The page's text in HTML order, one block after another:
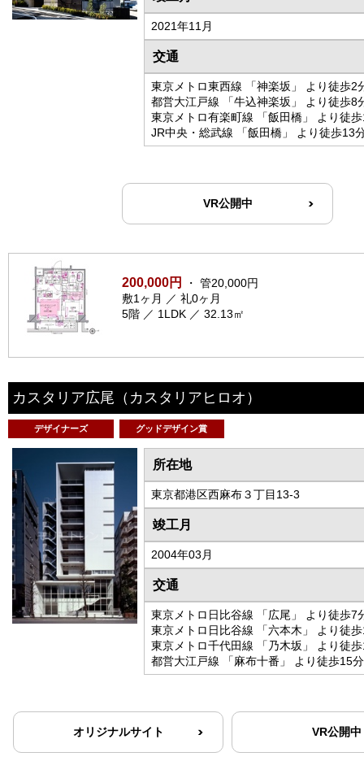
2021年11月
交通
東京メトロ東西線 「神楽坂」 より徒歩2
都営大江戸線 「牛込神楽坂」 より徒歩8
東京メトロ有楽町線 「飯田橋」 より徒
JR中央・総武線 「飯田橋」 より徒歩13
VR公開中
200,000円
・ 管20,000円
敷1ヶ月 ／ 礼0ヶ月
5階 ／ 1LDK ／ 32.13㎡
カスタリア広尾 （カスタリアヒロオ）
デザイナーズ グッドデザイン賞
所在地
東京都港区西麻布３丁目13-3
竣工月
2004年03月
交通
東京メトロ日比谷線 「広尾」 より徒歩7
東京メトロ日比谷線 「六本木」 より徒
東京メトロ千代田線 「乃木坂」 より徒
都営大江戸線 「麻布十番」 より徒歩15分
オリジナルサイト VR公開中